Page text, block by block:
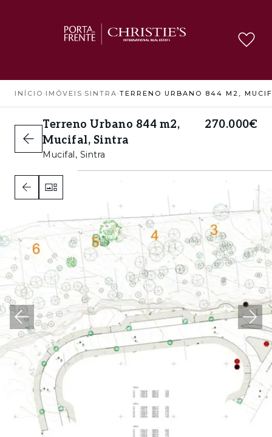
INÍCIO › IMÓVEIS ›SINTRA ›
Terreno Urbano 844 m2,
Mucifal, Sintra
Mucifal, Sintra
270.000€